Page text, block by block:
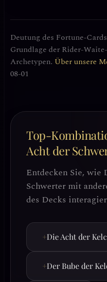
Deutung des Fortune-
Grundlage der Rider-
Archetypen. Über unsere
08-01
Top-
Acht der
Entdecken Sie, wie
Schwerter mit
des Decks
+Die Acht der
+Der Bube der